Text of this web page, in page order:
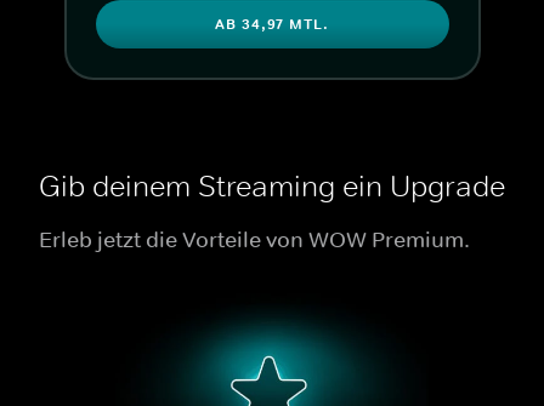
AB 34,97 MTL.
Gib deinem Streaming ein Upgrade
Erleb jetzt die Vorteile von WOW Premium.